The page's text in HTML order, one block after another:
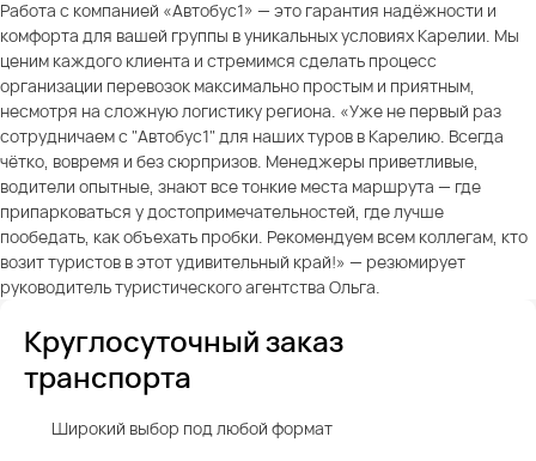
Работа с компанией «Автобус1» — это гарантия надёжности и
комфорта для вашей группы в уникальных условиях Карелии. Мы
ценим каждого клиента и стремимся сделать процесс
организации перевозок максимально простым и приятным,
несмотря на сложную логистику региона. «Уже не первый раз
сотрудничаем с "Автобус1" для наших туров в Карелию. Всегда
чётко, вовремя и без сюрпризов. Менеджеры приветливые,
водители опытные, знают все тонкие места маршрута — где
припарковаться у достопримечательностей, где лучше
пообедать, как объехать пробки. Рекомендуем всем коллегам, кто
возит туристов в этот удивительный край!» — резюмирует
руководитель туристического агентства Ольга.
Круглосуточный заказ
транспорта
Широкий выбор под любой формат